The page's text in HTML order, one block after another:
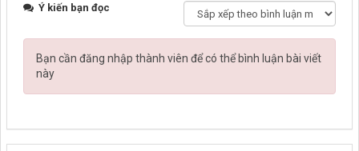
Ý kiến bạn đọc
Bạn cần đăng nhập thành viên để có thể bình luận bài viết
này